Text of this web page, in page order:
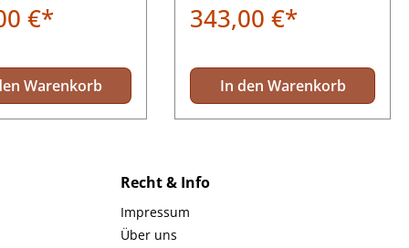
€*
Warenkorb
343,00 €*
In den Warenkorb
Recht & Info
Impressum
Über uns